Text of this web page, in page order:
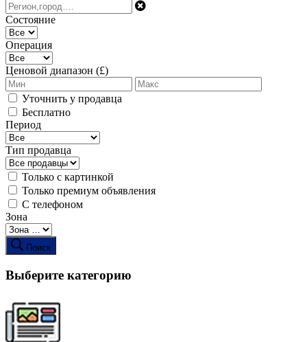
Состояние
Операция
Ценовой диапазон (£)
Уточнить у продавца
Бесплатно
Период
Тип продавца
Только с картинкой
Только премиум объявления
С телефоном
Зона
Поиск
Выберите категорию